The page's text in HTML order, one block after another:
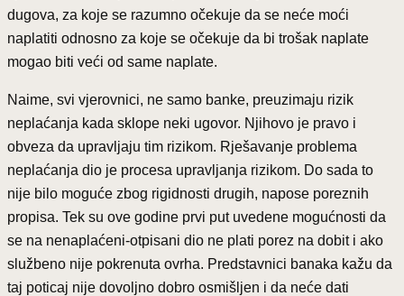
dugova, za koje se razumno očekuje da se neće moći
naplatiti odnosno za koje se očekuje da bi trošak naplate
mogao biti veći od same naplate.
Naime, svi vjerovnici, ne samo banke, preuzimaju rizik
neplaćanja kada sklope neki ugovor. Njihovo je pravo i
obveza da upravljaju tim rizikom. Rješavanje problema
neplaćanja dio je procesa upravljanja rizikom. Do sada to
nije bilo moguće zbog rigidnosti drugih, napose poreznih
propisa. Tek su ove godine prvi put uvedene mogućnosti da
se na nenaplaćeni-otpisani dio ne plati porez na dobit i ako
službeno nije pokrenuta ovrha. Predstavnici banaka kažu da
taj poticaj nije dovoljno dobro osmišljen i da neće dati